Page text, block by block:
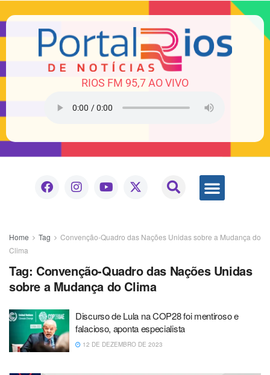
RIOS FM 95,7 AO VIVO
Home Tag
Convenção-Quadro das Nações Unidas sobre a Mudança do
Clima
Tag: Convenção-Quadro das Nações Unidas
sobre a Mudança do Clima
Discurso de Lula na COP28 foi mentiroso e
falacioso, aponta especialista
12 DE DEZEMBRO DE 2023